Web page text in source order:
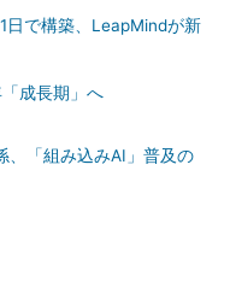
日で構築、LeapMindが新
成長期」へ
、「組み込みAI」普及の